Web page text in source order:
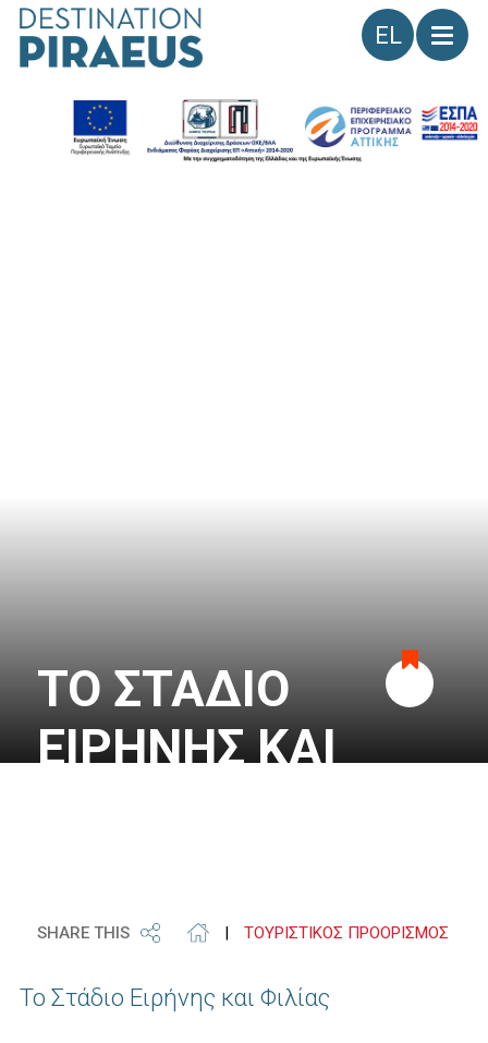
Γλώσσα
ΤΟ ΣΤΑΔΙΟ
ΕΙΡΗΝΗΣ ΚΑΙ
Προσθήκη
SHARE THIS | ΤΟΥΡΙΣΤΙΚΟΣ ΠΡΟΟΡΙΣΜΟΣ
Το Στάδιο Ειρήνης και Φιλίας